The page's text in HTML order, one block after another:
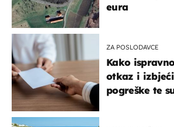
eura
ZA POSLODAVCE
Kako
otkaz i
pogreške te